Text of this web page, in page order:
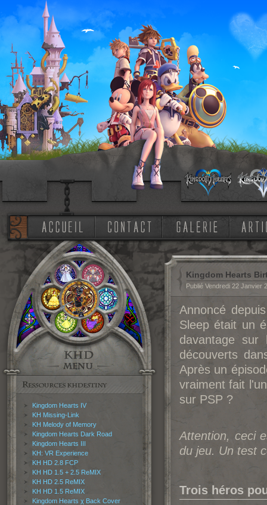
Kingdom Hearts IV
KH Missing-Link
KH Melody of Memory
Kingdom Hearts Dark Road
Kingdom Hearts III
KH: VR Experience
KH HD 2.8 FCP
KH HD 1.5 + 2.5 ReMIX
KH HD 2.5 ReMIX
KH HD 1.5 ReMIX
Kingdom Hearts χ Back Cover
Kingdom Hearts
Publié Vendredi 22 Janvier
Annoncé
Sleep était un
davantage
découverts
Après un
vraiment fait
sur PSP ?
Attention, ceci
du jeu. Un test
Trois héros